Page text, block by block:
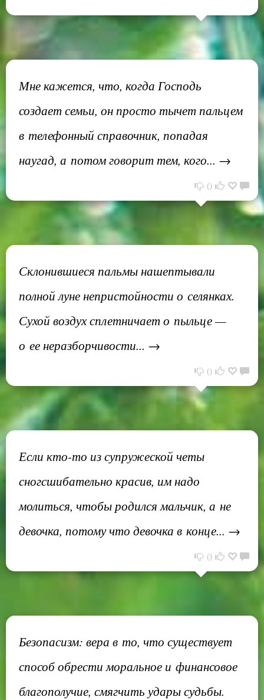
Мне кажется, что, когда Господь
создает семьи, он просто тычет пальцем
в телефонный справочник, попадая
наугад, а потом говорит тем, кого... →
0
Склонившиеся пальмы нашептывали
полной луне непристойности о селянках.
Сухой воздух сплетничает о пыльце —
о ее неразборчивости... →
0
Если кто-то из супружеской четы
сногсшибательно красив, им надо
молиться, чтобы родился мальчик, а не
девочка, потому что девочка в конце... →
0
Безопасизм: вера в то, что существует
способ обрести моральное и финансовое
благополучие, смягчить удары судьбы.